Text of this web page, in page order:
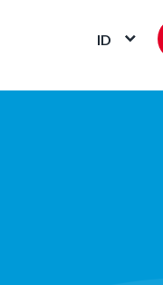
ID